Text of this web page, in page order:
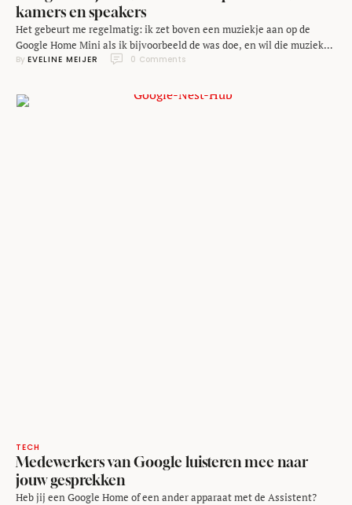
kamers en speakers
Het gebeurt me regelmatig: ik zet boven een muziekje aan op de
Google Home Mini als ik bijvoorbeeld de was doe, en wil die muziek
naar beneden verhuizen als ik de trap af ga. Maar dat gaat niet
speaker verplaatsen. Gelukkig brengt Google daar …
By EVELINE MEIJER 0 Comments
TECH
Medewerkers van Google luisteren mee naar
jouw gesprekken
Heb jij een Google Home of een ander apparaat met de Assistent?